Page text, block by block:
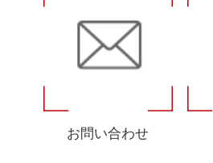
お問い合わせ